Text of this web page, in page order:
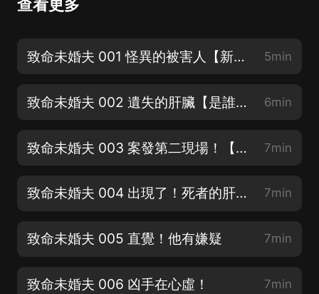
查看更多
致命未婚夫 001 怪異的被害人【新書懸疑上線】 5min
致命未婚夫 002 遺失的肝臟【是誰的肝臟？】 6min
致命未婚夫 003 案發第二現場！【歡迎訂閱收聽】 7min
致命未婚夫 004 出現了！死者的肝臟！ 7min
致命未婚夫 005 直覺！他有嫌疑 7min
致命未婚夫 006 凶手在心虛！ 7min